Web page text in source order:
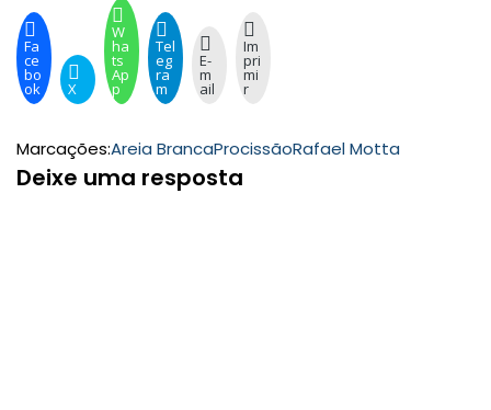
Fa
ce
bo
ok X
W
ha
ts
Ap
p
Tel
eg
ra
m
E-
m
ail
Im
pri
mi
r
Marcações:Areia BrancaProcissãoRafael Motta
Deixe uma resposta